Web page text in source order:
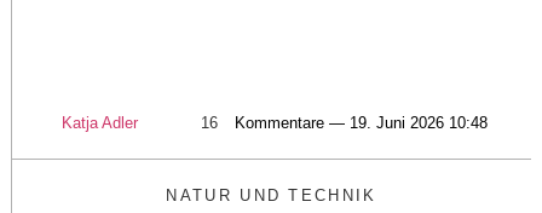
Katja Adler 16 Kommentare — 19. Juni 2026 10:48
NATUR UND TECHNIK